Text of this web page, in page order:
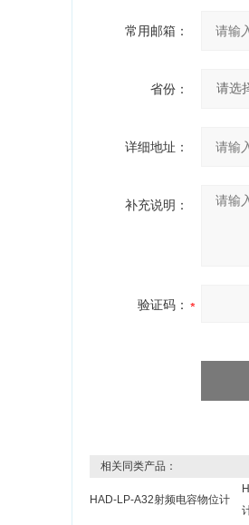
常用邮箱：
省份：
详细地址：
补充说明：
验证码：
相关同类产品：
HAD-LP-A32射频电容物位计